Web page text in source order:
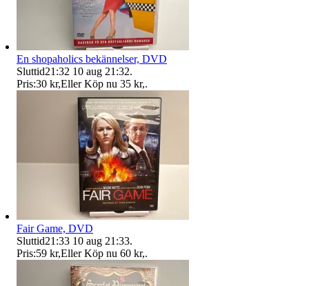
En shopaholics bekännelser, DVD
Sluttid21:32 10 aug 21:32.
Pris:30 kr,Eller Köp nu 35 kr,.
Fair Game, DVD
Sluttid21:33 10 aug 21:33.
Pris:59 kr,Eller Köp nu 60 kr,.